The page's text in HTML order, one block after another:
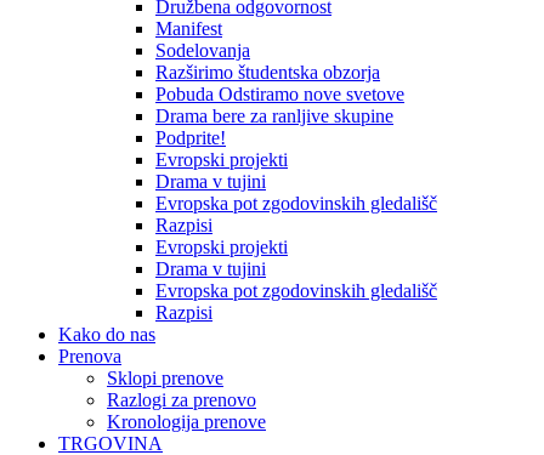
Družbena odgovornost
Manifest
Sodelovanja
Razširimo študentska obzorja
Pobuda Odstiramo nove svetove
Drama bere za ranljive skupine
Podprite!
Evropski projekti
Drama v tujini
Evropska pot zgodovinskih gledališč
Razpisi
Evropski projekti
Drama v tujini
Evropska pot zgodovinskih gledališč
Razpisi
Kako do nas
Prenova
Sklopi prenove
Razlogi za prenovo
Kronologija prenove
TRGOVINA